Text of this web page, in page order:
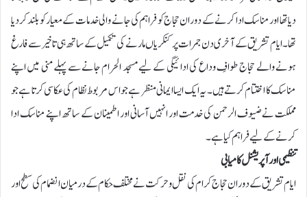
دیا تھا اور مناسک ادا کرنے کے دوران حجاج کو فراہم کی جانے والی خدمات کے معیار کو بلند کردیا
تھا۔ایام تشریق کے آخری دن جمرات پر کنکریاں مارنے کی تکمیل کے ساتھ ہی تاخیر سے فارغ
ہونے والے حجاج طوافِ وداع کی ادائیگی کے لیے مسجد الحرام جانے سے پہلے منی میں اپنے
مناسک کا اختتام کرتے ہیں۔ یہ ایک ایسا ایمانی منظر ہے جو اس مربوط نظام کی عکاسی کرتا ہے جو
مملکت نے ضیوف الرحمن کی خدمت اور انہیں آسانی اور اطمینان کے ساتھ اپنے مناسک ادا
کرنے کے لیے فراہم کیا ہے۔
تنظیمی اور آپریشنل کامیابی
ایام تشریق کے دوران حجاج کرام کی نقل و حرکت نے مختلف حکام کے درمیان انضمام کی سطح اور